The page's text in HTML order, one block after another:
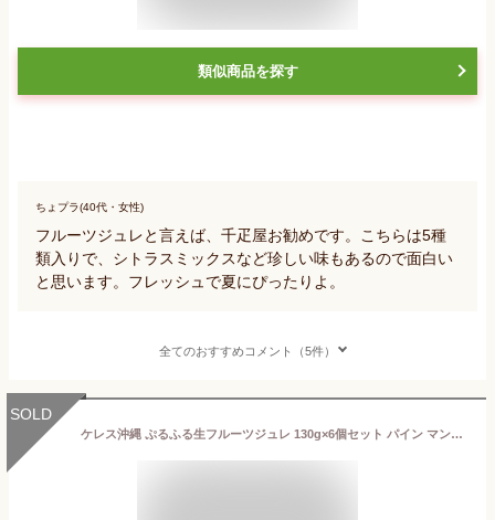
類似商品を探す
ちょプラ(40代・女性)
フルーツジュレと言えば、千疋屋お勧めです。こちらは5種
類入りで、シトラスミックスなど珍しい味もあるので面白い
と思います。フレッシュで夏にぴったりよ。
全てのおすすめコメント（5件）
SOLD
ケレス沖縄 ぷるふる生フルーツジュレ 130g×6個セット パイン マンゴー＆パッションフルーツ 沖縄 人気 土産 菓子 新感覚沖縄果実ゼリー 送料無料